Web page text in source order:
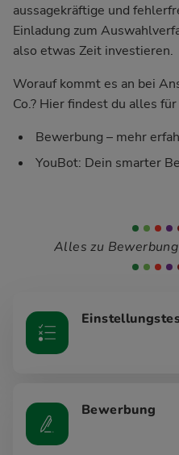
aussagekräftige und
Einladung zum
also etwas Zeit investieren.
Worauf kommt es an bei
Co.? Hier findest du alles
Bewerbung – mehr
YouBot: Dein smarter
Alles zu
Bewerbung